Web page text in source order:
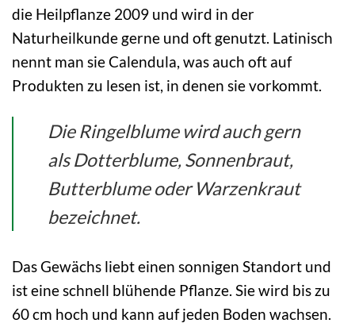
die Heilpflanze 2009 und wird in der
Naturheilkunde gerne und oft genutzt. Latinisch
nennt man sie Calendula, was auch oft auf
Produkten zu lesen ist, in denen sie vorkommt.
Die Ringelblume wird auch gern
als Dotterblume, Sonnenbraut,
Butterblume oder Warzenkraut
bezeichnet.
Das Gewächs liebt einen sonnigen Standort und
ist eine schnell blühende Pflanze. Sie wird bis zu
60 cm hoch und kann auf jeden Boden wachsen.